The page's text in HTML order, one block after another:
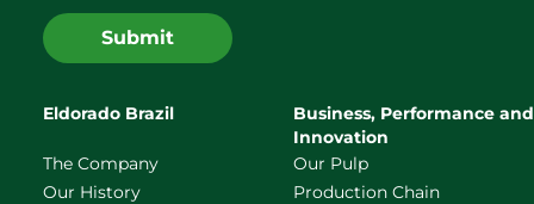
Submit
Eldorado Brazil
The Company
Our History
Business, Performance and
Innovation
Our Pulp
Production Chain